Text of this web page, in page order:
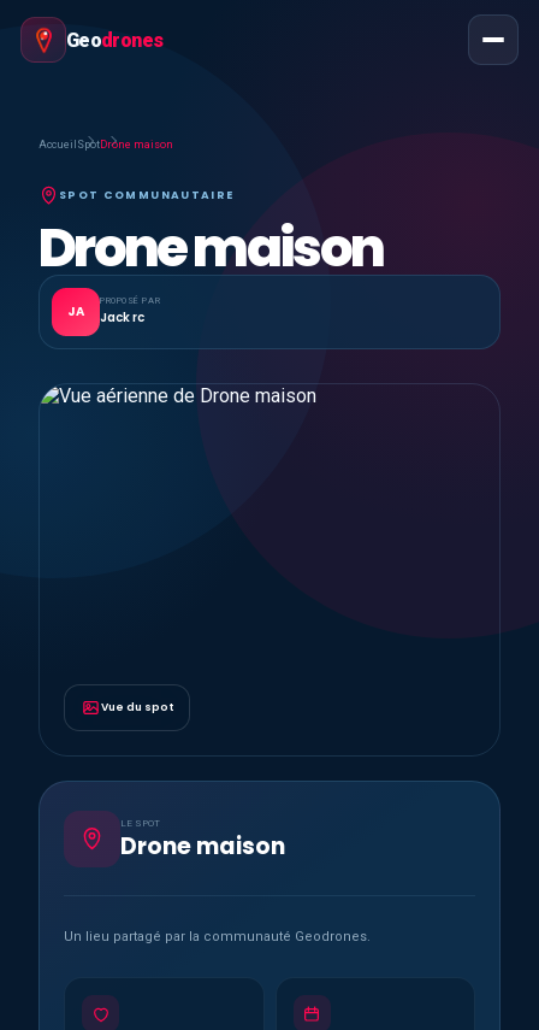
Geodrones
Accueil SpotDrone maison
SPOT COMMUNAUTAIRE
Drone maison
JA
PROPOSÉ PAR
Jack rc
Vue du spot
LE SPOT
Drone maison
Un lieu partagé par la communauté Geodrones.